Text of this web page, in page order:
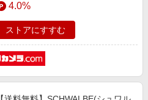
4.0%
ストアにすすむ